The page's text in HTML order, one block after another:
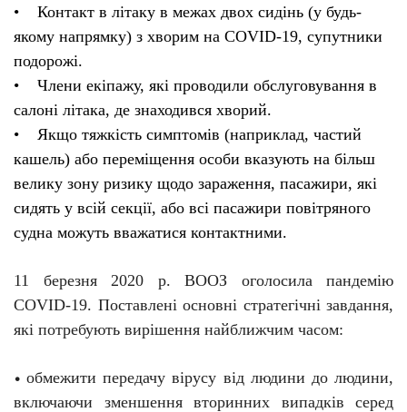
• Контакт в літаку в межах двох сидінь (у будь-
якому напрямку) з хворим на COVID-19, супутники
подорожі.
• Члени екіпажу, які проводили обслуговування в
салоні літака, де знаходився хворий.
• Якщо тяжкість симптомів (наприклад, частий
кашель) або переміщення особи вказують на більш
велику зону ризику щодо зараження, пасажири, які
сидять у всій секції, або всі пасажири повітряного
судна можуть вважатися контактними.
11 березня 2020 р. ВООЗ оголосила пандемію
COVID-19. Поставлені основні стратегічні завдання,
які потребують вирішення найближчим часом:
•обмежити передачу вірусу від людини до людини,
включаючи зменшення вторинних випадків серед